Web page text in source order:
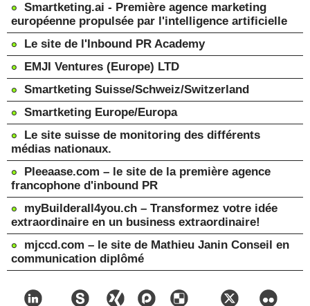
Smartketing.ai - Première agence marketing
européenne propulsée par l'intelligence artificielle
Le site de l'Inbound PR Academy
EMJI Ventures (Europe) LTD
Smartketing Suisse/Schweiz/Switzerland
Smartketing Europe/Europa
Le site suisse de monitoring des différents
médias nationaux.
Pleeaase.com – le site de la première agence
francophone d'inbound PR
myBuilderall4you.ch – Transformez votre idée
extraordinaire en un business extraordinaire!
mjccd.com – le site de Mathieu Janin Conseil en
communication diplômé